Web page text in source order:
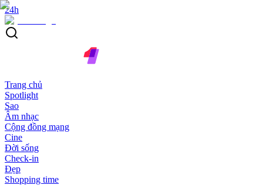
24h
Trang chủ
Spotlight
Sao
Âm nhạc
Cộng đồng mạng
Cine
Đời sống
Check-in
Đẹp
Shopping time